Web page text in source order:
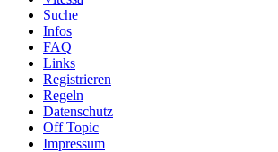
Suche
Infos
FAQ
Links
Registrieren
Regeln
Datenschutz
Off Topic
Impressum